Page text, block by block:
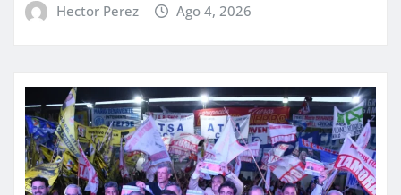
Hector Perez Ago 4, 2026